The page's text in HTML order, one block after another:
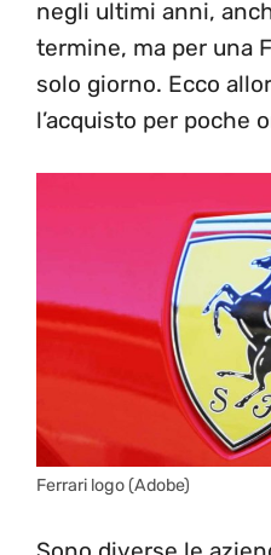
negli ultimi anni,
termine, ma per una
solo giorno. Ecco
l’acquisto per poche
Ferrari logo (Adobe)